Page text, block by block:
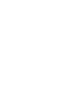
Prelievo di